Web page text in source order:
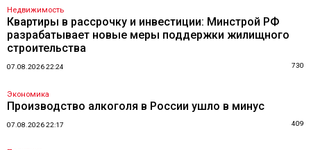
Недвижимость
Квартиры в рассрочку и инвестиции: Минстрой РФ
разрабатывает новые меры поддержки жилищного
строительства
07.08.2026 22:24 730
Экономика
Производство алкоголя в России ушло в минус
07.08.2026 22:17 409